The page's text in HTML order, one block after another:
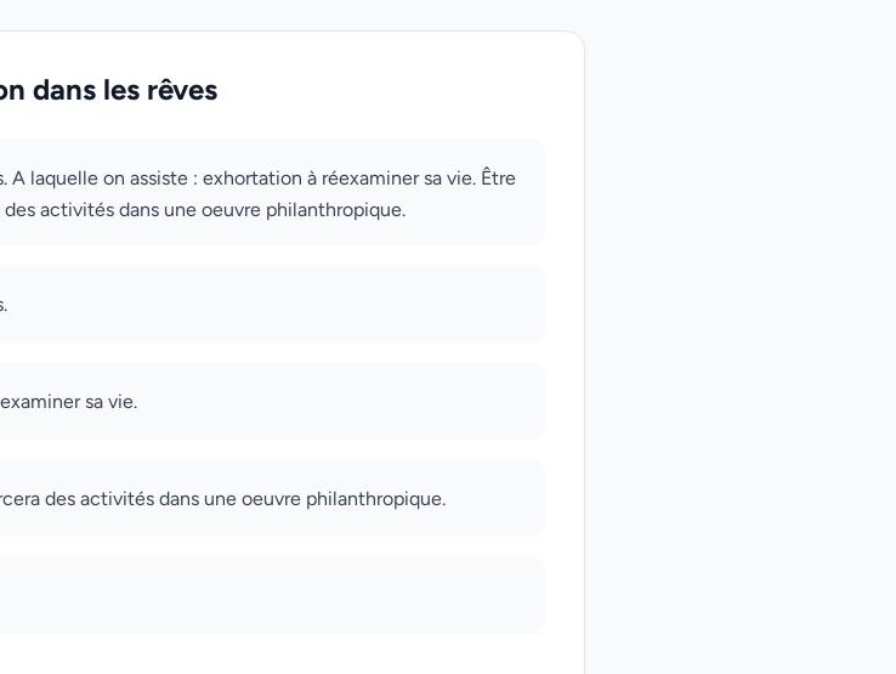
dans les rêves
laquelle on assiste : exhortation à réexaminer sa vie. Être
activités dans une oeuvre philanthropique.
sa vie.
des activités dans une oeuvre philanthropique.